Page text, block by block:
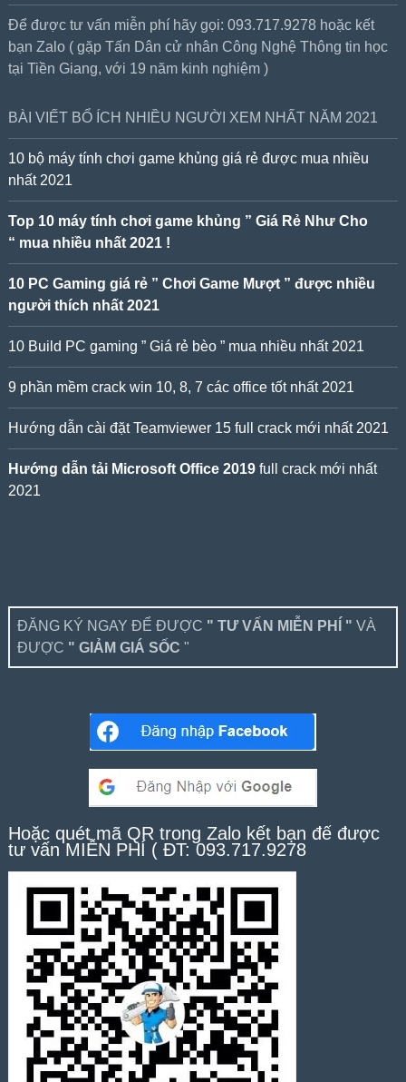
Để được tư vấn miễn phí hãy gọi: 093.717.9278 hoặc kết
bạn Zalo ( gặp Tấn Dân cử nhân Công Nghệ Thông tin học
tại Tiền Giang, với 19 năm kinh nghiệm )
BÀI VIẾT BỔ ÍCH NHIỀU NGƯỜI XEM NHẤT NĂM 2021
10 bộ máy tính chơi game khủng giá rẻ được mua nhiều
nhất 2021
Top 10 máy tính chơi game khủng ” Giá Rẻ Như Cho
“ mua nhiều nhất 2021 !
10 PC Gaming giá rẻ ” Chơi Game Mượt ” được nhiều
người thích nhất 2021
10 Build PC gaming ” Giá rẻ bèo ” mua nhiều nhất 2021
9 phần mềm crack win 10, 8, 7 các office tốt nhất 2021
Hướng dẫn cài đặt Teamviewer 15 full crack mới nhất 2021
Hướng dẫn tải Microsoft Office 2019full crack mới nhất
2021
ĐĂNG KÝ NGAY ĐỂ ĐƯỢC " TƯ VẤN MIỄN PHÍ " VÀ
ĐƯỢC " GIẢM GIÁ SỐC "
Hoặc quét mã QR trong Zalo kết bạn để được
tư vấn MIỄN PHÍ ( ĐT: 093.717.9278